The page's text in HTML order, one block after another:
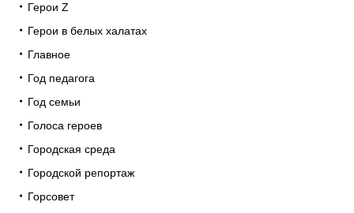
Герои Z
Герои в белых халатах
Главное
Год педагога
Год семьи
Голоса героев
Городская среда
Городской репортаж
Горсовет